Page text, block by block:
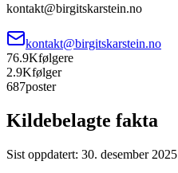
kontakt@birgitskarstein.no
kontakt@birgitskarstein.no
76.9Kfølgere
2.9Kfølger
687poster
Kildebelagte fakta
Sist oppdatert: 30. desember 2025